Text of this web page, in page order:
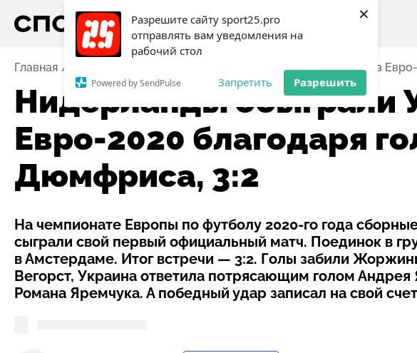
Разрешите сайту sport25.pro
отправлять вам уведомления на
рабочий стол
Powered by SendPulse Запретить Разрешить
×
Главная Нидерланды обыграли Украину на
Нидерланды обыграли
Евро-2020 благодаря
Дюмфриса, 3:2
На чемпионате Европы по футболу 2020-го года
сыграли свой первый официальный матч. Поединок в
в Амстердаме. Итог встречи — 3:2. Голы забили
Вегорст, Украина ответила потрясающим голом
Романа Яремчука. А победный удар записал на свой